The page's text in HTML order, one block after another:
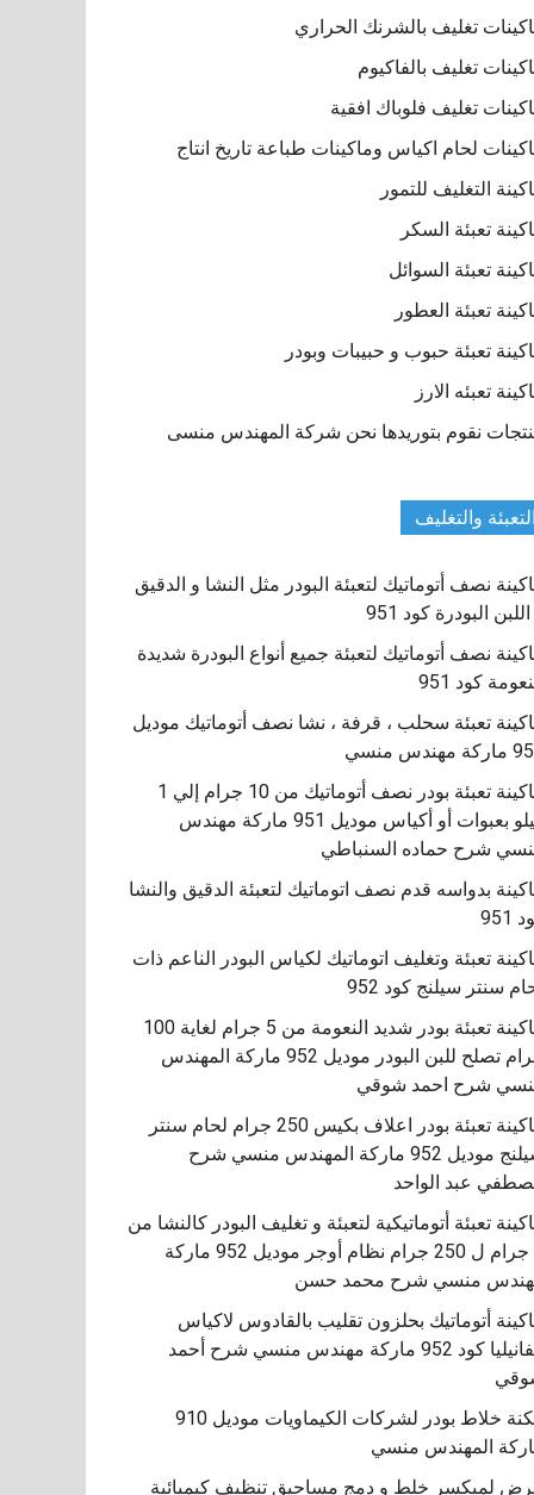
تغليف بالشرنك الحراري
تغليف بالفاكيوم
تغليف فلوباك افقية
لحام اكياس وماكينات طباعة تاريخ انتاج
التغليف للتمور
تعبئة السكر
تعبئة السوائل
تعبئة العطور
تعبئة حبوب و حبيبات وبودر
تعبئه الارز
نقوم بتوريدها نحن شركة المهندس منسى
التعبئة والتغليف
نصف أتوماتيك لتعبئة البودر مثل النشا و الدقيق
البودرة كود 951
نصف أتوماتيك لتعبئة جميع أنواع البودرة شديدة
كود 951
تعبئة سحلب ، قرفة ، نشا نصف أتوماتيك موديل
مهندس منسي
ماكينة تعبئة بودر نصف أتوماتيك من 10 جرام إلي 1
كيلو بعبوات أو أكياس موديل 951 ماركة مهندس
شرح حماده السنباطي
بدواسه قدم نصف اتوماتيك لتعبئة الدقيق والنشا
تعبئة وتغليف اتوماتيك لكياس البودر الناعم ذات
سنتر سيلنج كود 952
ماكينة تعبئة بودر شديد النعومة من 5 جرام لغاية 100
جرام تصلح للبن البودر موديل 952 ماركة المهندس
شرح احمد شوقي
ماكينة تعبئة بودر اعلاف بكيس 250 جرام لحام سنتر
سيلنج موديل 952 ماركة المهندس منسي شرح
عبد الواحد
تعبئة أتوماتيكية لتعبئة و تغليف البودر كالنشا من
5 جرام ل 250 جرام نظام أوجر موديل 952 ماركة
منسي شرح محمد حسن
أتوماتيك بحلزون تقليب بالقادوس لاكياس
الفانيليا كود 952 ماركة مهندس منسي شرح أحمد
مكنة خلاط بودر لشركات الكيماويات موديل 910
المهندس منسي
لميكسر خلط و دمج مساحيق تنظيف كيميائية